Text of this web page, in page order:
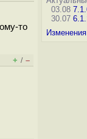
то
+ / –
03.08
30.07